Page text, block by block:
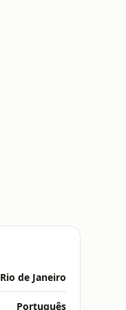
Rio de Janeiro
Português